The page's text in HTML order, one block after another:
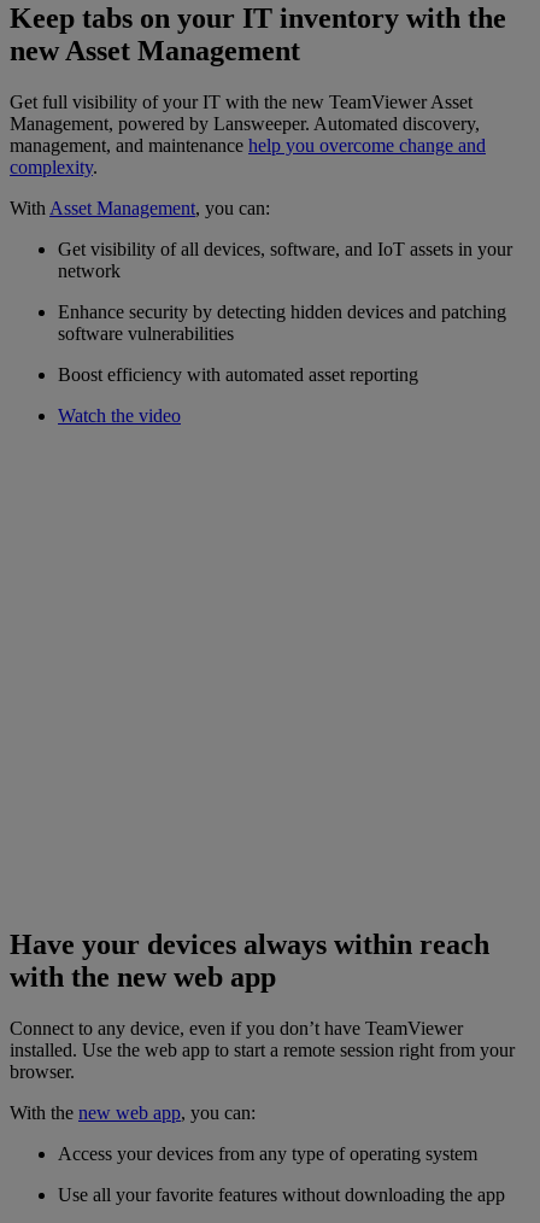
Keep tabs on your IT inventory with the
new Asset Management
Get full visibility of your IT with the new TeamViewer Asset
Management, powered by Lansweeper. Automated discovery,
management, and maintenance help you overcome change and
complexity.
With Asset Management, you can:
Get visibility of all devices, software, and IoT assets in your
network
Enhance security by detecting hidden devices and patching
software vulnerabilities
Boost efficiency with automated asset reporting
Watch the video
Have your devices always within reach
with the new web app
Connect to any device, even if you don’t have TeamViewer
installed. Use the web app to start a remote session right from your
browser.
With the new web app, you can:
Access your devices from any type of operating system
Use all your favorite features without downloading the app